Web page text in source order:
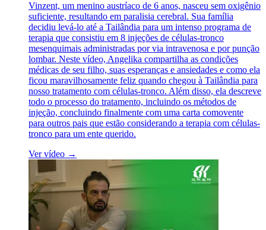
Vinzent, um menino austríaco de 6 anos, nasceu sem oxigênio
suficiente, resultando em paralisia cerebral. Sua família
decidiu levá-lo até a Tailândia para um intenso programa de
terapia que consistiu em 8 injeções de células-tronco
mesenquimais administradas por via intravenosa e por punção
lombar. Neste vídeo, Angelika compartilha as condições
médicas de seu filho, suas esperanças e ansiedades e como ela
ficou maravilhosamente feliz quando chegou à Tailândia para
nosso tratamento com células-tronco. Além disso, ela descreve
todo o processo do tratamento, incluindo os métodos de
injeção, concluindo finalmente com uma carta comovente
para outros pais que estão considerando a terapia com células-
tronco para um ente querido.
Ver vídeo →